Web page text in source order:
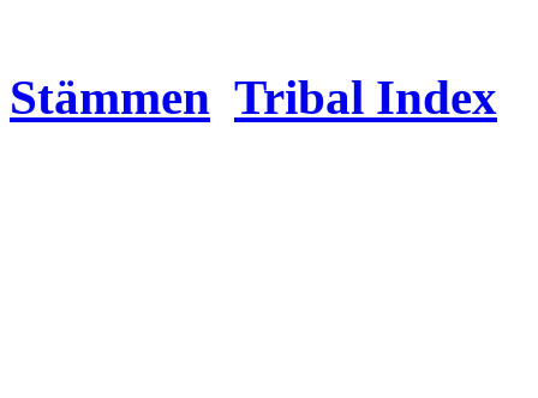
Stämmen Tribal Index